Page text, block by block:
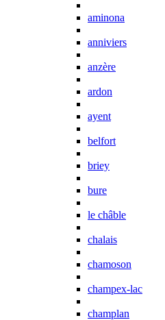
aminona
anniviers
anzère
ardon
ayent
belfort
briey
bure
le châble
chalais
chamoson
champex-lac
champlan